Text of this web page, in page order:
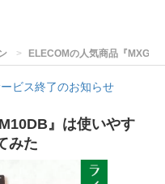
ELECOMの人気商品『
ビス終了のお知らせ
』は使いやす
みた